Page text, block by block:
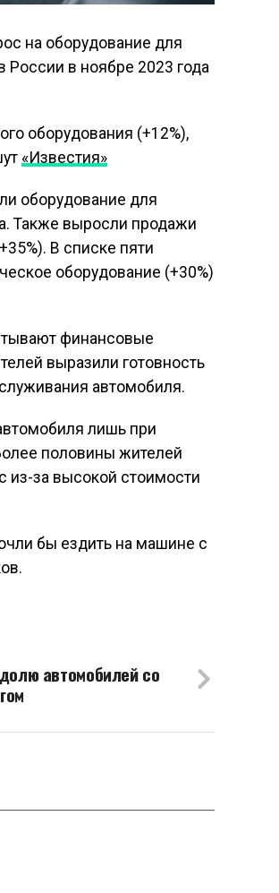
на оборудование для
России в ноябре 2023 года
оборудования (+12%),
«Известия»
оборудование для
Также выросли продажи
В списке пяти
оборудование (+30%)
финансовые
выразили готовность
автомобиля.
лишь при
половины жителей
из-за высокой стоимости
бы ездить на машине с
автомобилей со